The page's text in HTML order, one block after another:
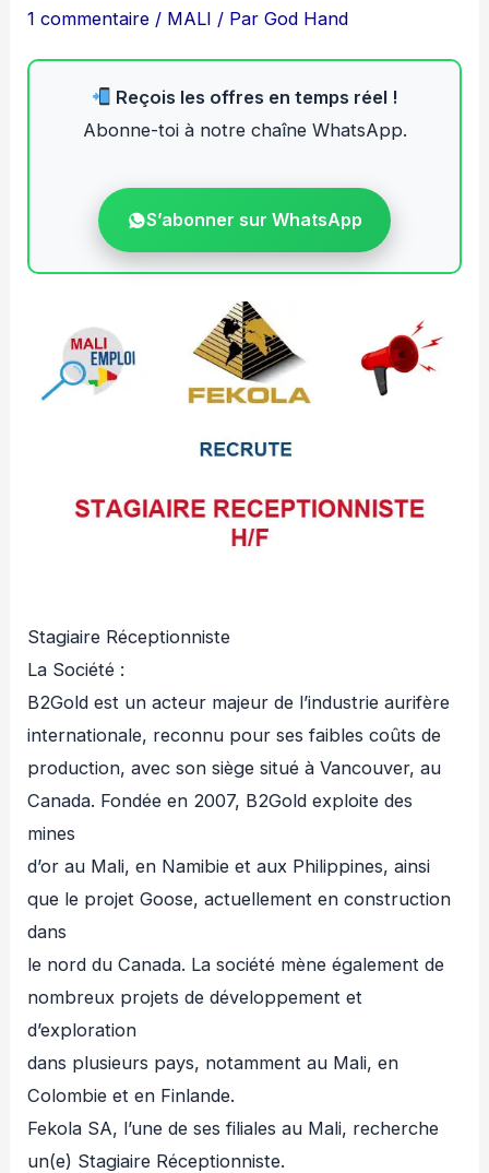
1 commentaire / MALI / ParGod Hand
Reçois les offres en temps réel !
Abonne-toi à notre chaîne WhatsApp.
S’abonner sur WhatsApp
Stagiaire Réceptionniste
La Société :
B2Gold est un acteur majeur de l’industrie aurifère
internationale, reconnu pour ses faibles coûts de
production, avec son siège situé à Vancouver, au
Canada. Fondée en 2007, B2Gold exploite des
mines
d’or au Mali, en Namibie et aux Philippines, ainsi
que le projet Goose, actuellement en construction
dans
le nord du Canada. La société mène également de
nombreux projets de développement et
d’exploration
dans plusieurs pays, notamment au Mali, en
Colombie et en Finlande.
Fekola SA, l’une de ses filiales au Mali, recherche
un(e) Stagiaire Réceptionniste.